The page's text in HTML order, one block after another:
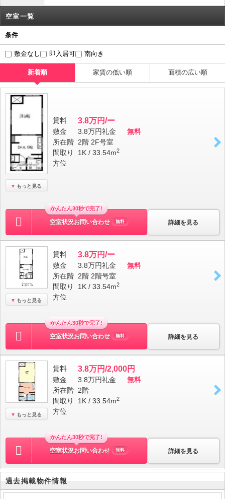
空室一覧
条件
敷金なし 即入居可 南向き
新着順 家賃の低い順 面積の広い順
もっと見る
賃料 3.8万円/ー
敷金 3.8万円礼金
無料
所在階 2階 2F号室
間取り
1K / 33.54m2
方位
詳細を見る
かんたん30秒で完了!
空室状況お問い合わせ 無料
もっと見る
賃料 3.8万円/ー
敷金 3.8万円礼金
無料
所在階 2階 2階号室
間取り
1K / 33.54m2
方位
詳細を見る
かんたん30秒で完了!
空室状況お問い合わせ 無料
もっと見る
賃料 3.8万円/2,000円
敷金 3.8万円礼金
無料
所在階 2階
間取り
1K / 33.54m2
方位
詳細を見る
かんたん30秒で完了!
空室状況お問い合わせ 無料
過去掲載物件情報